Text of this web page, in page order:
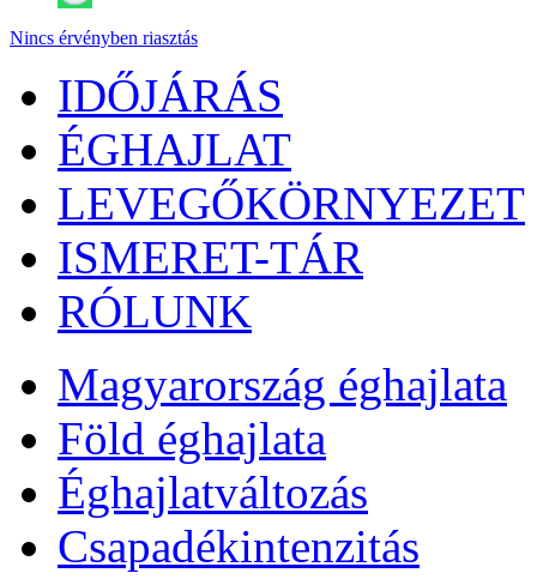
Nincs érvényben riasztás
IDŐJÁRÁS
ÉGHAJLAT
LEVEGŐKÖRNYEZET
ISMERET-TÁR
RÓLUNK
Magyarország éghajlata
Föld éghajlata
Éghajlatváltozás
Csapadékintenzitás